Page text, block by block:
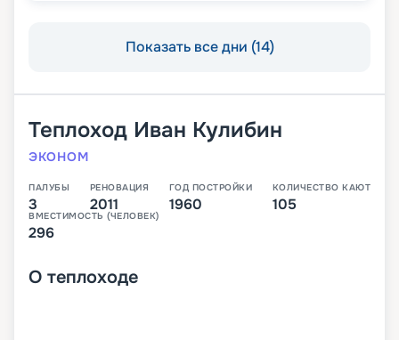
Показать все дни (14)
Теплоход Иван Кулибин
ЭКОНОМ
ПАЛУБЫ
3
РЕНОВАЦИЯ
2011
ГОД ПОСТРОЙКИ
1960
КОЛИЧЕСТВО КАЮТ
105
ВМЕСТИМОСТЬ (ЧЕЛОВЕК)
296
О теплоходе